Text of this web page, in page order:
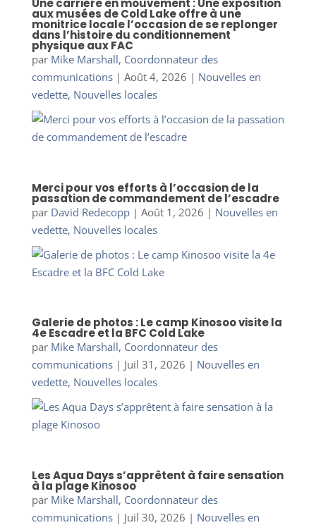
Une carrière en mouvement : Une exposition
aux musées de Cold Lake offre à une
monitrice locale l’occasion de se replonger
dans l’histoire du conditionnement
physique aux FAC
par Mike Marshall, Coordonnateur des
communications| Août 4, 2026 | Nouvelles en
vedette, Nouvelles locales
Merci pour vos efforts à l’occasion de la
passation de commandement de l’escadre
par David Redecopp| Août 1, 2026 | Nouvelles en
vedette, Nouvelles locales
Galerie de photos : Le camp Kinosoo visite la
4e Escadre et la BFC Cold Lake
par Mike Marshall, Coordonnateur des
communications| Juil 31, 2026 | Nouvelles en
vedette, Nouvelles locales
Les Aqua Days s’apprêtent à faire sensation
à la plage Kinosoo
par Mike Marshall, Coordonnateur des
communications| Juil 30, 2026 | Nouvelles en